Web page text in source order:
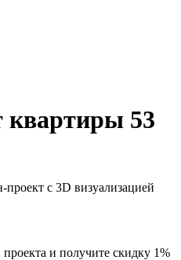
квартиры 53
с 3D визуализацией
проекта и получите скидку 1%